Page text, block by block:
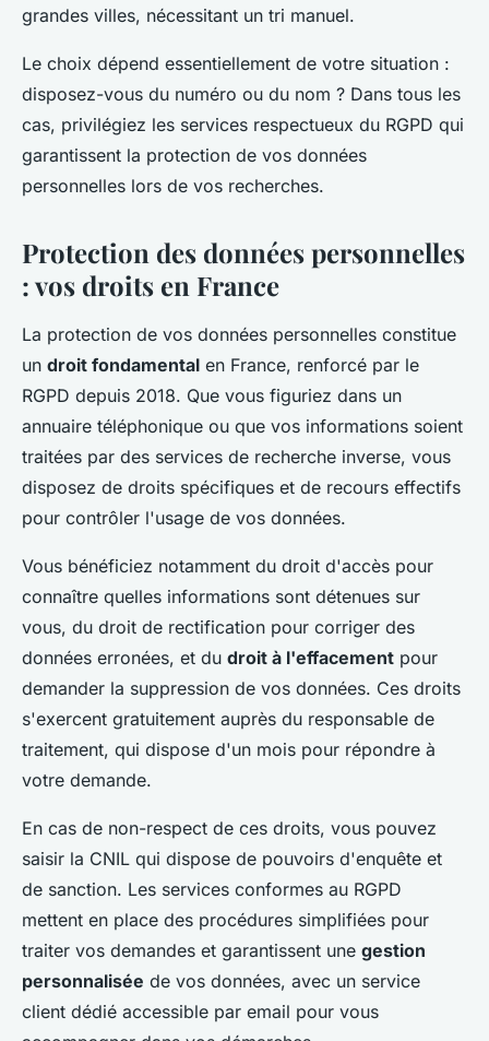
grandes villes, nécessitant un tri manuel.
Le choix dépend essentiellement de votre situation :
disposez-vous du numéro ou du nom ? Dans tous les
cas, privilégiez les services respectueux du RGPD qui
garantissent la protection de vos données
personnelles lors de vos recherches.
Protection des données personnelles
: vos droits en France
La protection de vos données personnelles constitue
un droit fondamental en France, renforcé par le
RGPD depuis 2018. Que vous figuriez dans un
annuaire téléphonique ou que vos informations soient
traitées par des services de recherche inverse, vous
disposez de droits spécifiques et de recours effectifs
pour contrôler l'usage de vos données.
Vous bénéficiez notamment du droit d'accès pour
connaître quelles informations sont détenues sur
vous, du droit de rectification pour corriger des
données erronées, et du droit à l'effacement pour
demander la suppression de vos données. Ces droits
s'exercent gratuitement auprès du responsable de
traitement, qui dispose d'un mois pour répondre à
votre demande.
En cas de non-respect de ces droits, vous pouvez
saisir la CNIL qui dispose de pouvoirs d'enquête et
de sanction. Les services conformes au RGPD
mettent en place des procédures simplifiées pour
traiter vos demandes et garantissent une gestion
personnalisée de vos données, avec un service
client dédié accessible par email pour vous